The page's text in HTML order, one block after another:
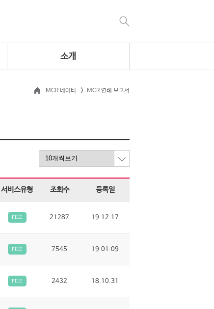
소개
MCR 데이터 MCR 연례 보고서
서비스유형 조회수 등록일
FILE 21287 19.12.17
FILE 7545 19.01.09
FILE 2432 18.10.31